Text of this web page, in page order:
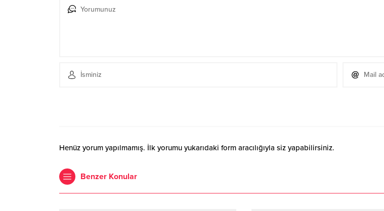
Henüz yorum yapılmamış. İlk yorumu yukarıdaki form aracılığıyla siz yapabilirsiniz.
Benzer Konular